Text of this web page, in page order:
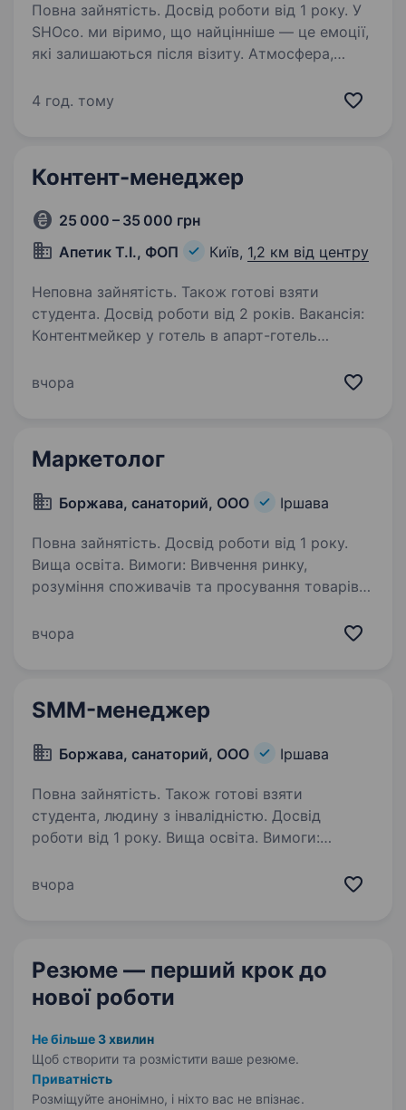
Повна зайнятість. Досвід роботи від 1 року. У
SHOco. ми віримо, що найцінніше — це емоції,
які залишаються після візиту. Атмосфера,
історію бренду, яку хочеться розповідати.
4 год. тому
Контент-менеджер
25 000 – 35 000 грн
Апетик Т.І., ФОП
Київ, 1,2 км від центру
Неповна зайнятість. Також готові взяти
студента. Досвід роботи від 2 років. Вакансія:
Контентмейкер у готель в апарт-готель
креативного контентмейкера, який допоможе
вчора
Маркетолог
Боржава, санаторий, ООО Іршава
Повна зайнятість. Досвід роботи від 1 року.
Вища освіта. Вимоги: Вивчення ринку,
розуміння споживачів та просування товарів
зробити так, щоб продукт відповідав
вчора
SMM-менеджер
Боржава, санаторий, ООО Іршава
Повна зайнятість. Також готові взяти
студента, людину з інвалідністю. Досвід
роботи від 1 року. Вища освіта. Вимоги:
чи особистостей у соціальних мережах
вчора
Резюме — перший крок до
нової роботи
Не більше 3 хвилин
Щоб створити та розмістити ваше резюме.
Приватність
Розміщуйте анонімно, і ніхто вас не впізнає.